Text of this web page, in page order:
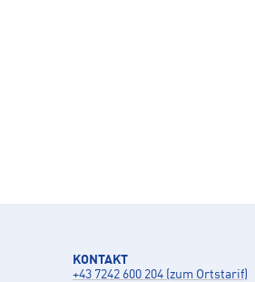
KONTAKT
+43 7242 600 204 (zum Ortstarif)